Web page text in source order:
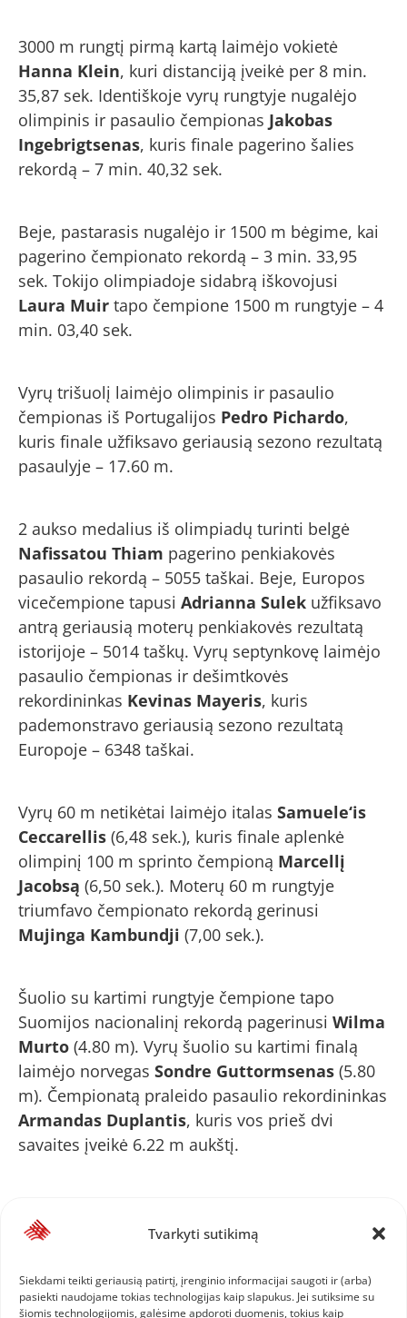
Tvarkyti sutikimą
Siekdami teikti geriausią patirtį, įrenginio informacijai saugoti ir (arba)
pasiekti naudojame tokias technologijas kaip slapukus. Jei sutiksime su
šiomis technologijomis, galėsime apdoroti duomenis, tokius kaip
3000 m rungtį pirmą kartą laimėjo vokietė
Hanna Klein, kuri distanciją įveikė per 8 min.
35,87 sek. Identiškoje vyrų rungtyje nugalėjo
olimpinis ir pasaulio čempionas Jakobas
Ingebrigtsenas, kuris finale pagerino šalies
rekordą – 7 min. 40,32 sek.
Beje, pastarasis nugalėjo ir 1500 m bėgime, kai
pagerino čempionato rekordą – 3 min. 33,95
sek. Tokijo olimpiadoje sidabrą iškovojusi
Laura Muir tapo čempione 1500 m rungtyje – 4
min. 03,40 sek.
Vyrų trišuolį laimėjo olimpinis ir pasaulio
čempionas iš Portugalijos Pedro Pichardo,
kuris finale užfiksavo geriausią sezono rezultatą
pasaulyje – 17.60 m.
2 aukso medalius iš olimpiadų turinti belgė
Nafissatou Thiam pagerino penkiakovės
pasaulio rekordą – 5055 taškai. Beje, Europos
vicečempione tapusi Adrianna Sulek užfiksavo
antrą geriausią moterų penkiakovės rezultatą
istorijoje – 5014 taškų. Vyrų septynkovę laimėjo
pasaulio čempionas ir dešimtkovės
rekordininkas Kevinas Mayeris, kuris
pademonstravo geriausią sezono rezultatą
Europoje – 6348 taškai.
Vyrų 60 m netikėtai laimėjo italas Samuele‘is
Ceccarellis (6,48 sek.), kuris finale aplenkė
olimpinį 100 m sprinto čempioną Marcellį
Jacobsą (6,50 sek.). Moterų 60 m rungtyje
triumfavo čempionato rekordą gerinusi
Mujinga Kambundji (7,00 sek.).
Šuolio su kartimi rungtyje čempione tapo
Suomijos nacionalinį rekordą pagerinusi Wilma
Murto (4.80 m). Vyrų šuolio su kartimi finalą
laimėjo norvegas Sondre Guttormsenas (5.80
m). Čempionatą praleido pasaulio rekordininkas
Armandas Duplantis, kuris vos prieš dvi
savaites įveikė 6.22 m aukštį.
– norvegas
Karstenas Warholmas
(45,35 sek.)